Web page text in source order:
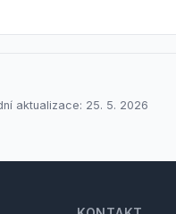
aktualizace: 25. 5. 2026